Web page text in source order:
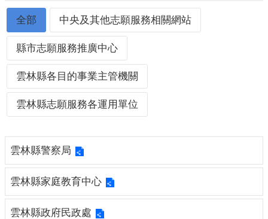
團
隊
公
布
欄
法
規
區
表
單
載
全部 中央及其他志願服務相關網站
縣市志願服務推廣中心
雲林縣各目的事業主管機關
雲林縣志願服務各運用單位
雲林縣警察局
雲林縣家庭教育中心
雲林縣政府民政處